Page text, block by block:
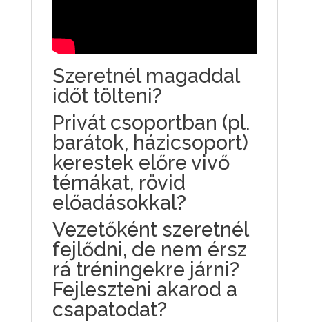
Szeretnél magaddal
időt tölteni?
Privát csoportban (pl.
barátok, házicsoport)
kerestek előre vivő
témákat, rövid
előadásokkal?
Vezetőként szeretnél
fejlődni, de nem érsz
rá tréningekre járni?
Fejleszteni akarod a
csapatodat?